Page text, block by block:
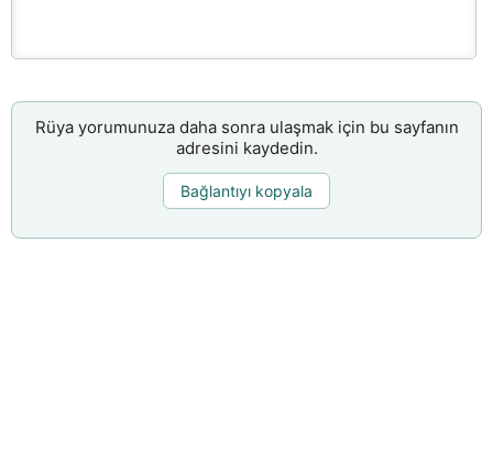
Rüya yorumunuza daha sonra ulaşmak için bu sayfanın
adresini kaydedin.
Bağlantıyı kopyala